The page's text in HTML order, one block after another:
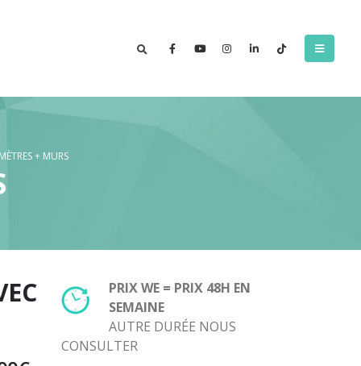
+ MURS
PRIX WE = PRIX 48H EN
SEMAINE
AUTRE DURÉE NOUS
CONSULTER